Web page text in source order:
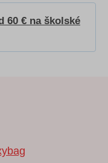
60 € na školské